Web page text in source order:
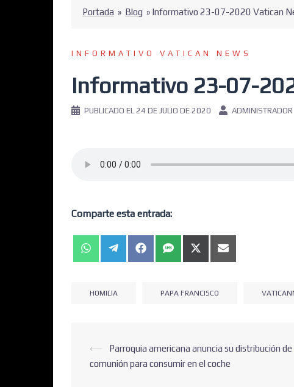
Portada » Blog » Informativo 23-07-2020 Vatican
INFORMATIVO VATICAN NEWS
Informativo 23-07-
PUBLICADO EL 24 DE JULIO DE 2020 ADMINISTRADOR
Comparte esta entrada:
HOMILIA PAPA FRANCISCO
⟵
Parroquia americana anuncia su distribución de
comunión para consumir en el coche